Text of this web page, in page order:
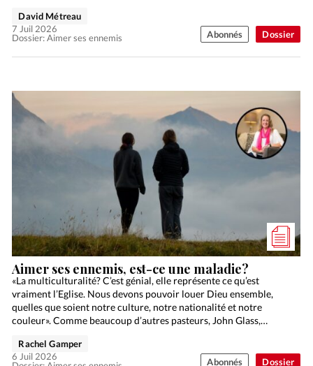
Dossier
Dossier: Aimer ses ennemis
David Métreau
7 Juil 2026
Abonnés
Dossier
Aimer ses ennemis, est-ce une maladie?
«La multiculturalité? C’est génial, elle représente ce qu’est
vraiment l’Eglise. Nous devons pouvoir louer Dieu ensemble,
quelles que soient notre culture, notre nationalité et notre
couleur». Comme beaucoup d’autres pasteurs, John Glass,
Rachel Gamper
6 Juil 2026
Abonnés